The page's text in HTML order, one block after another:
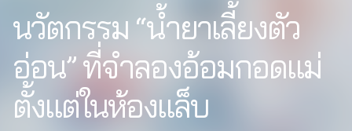
นวัตกรรม “น้ำยาเลี้ยงตัว
อ่อน” ที่จำลองอ้อมกอดแม่
ตั้งแต่ในห้องแล็บ